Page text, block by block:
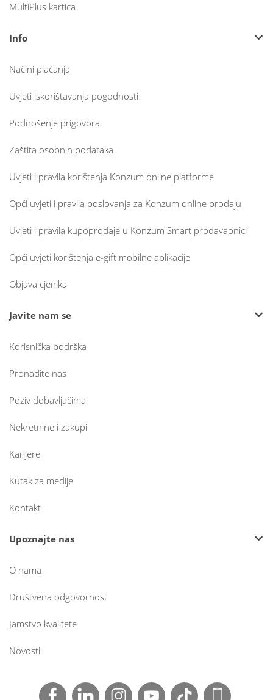
MultiPlus kartica
Info
Načini plaćanja
Uvjeti iskorištavanja pogodnosti
Podnošenje prigovora
Zaštita osobnih podataka
Uvjeti i pravila korištenja Konzum online platforme
Opći uvjeti i pravila poslovanja za Konzum online prodaju
Uvjeti i pravila kupoprodaje u Konzum Smart prodavaonici
Opći uvjeti korištenja e-gift mobilne aplikacije
Objava cjenika
Javite nam se
Korisnička podrška
Pronađite nas
Poziv dobavljačima
Nekretnine i zakupi
Karijere
Kutak za medije
Kontakt
Upoznajte nas
O nama
Društvena odgovornost
Jamstvo kvalitete
Novosti